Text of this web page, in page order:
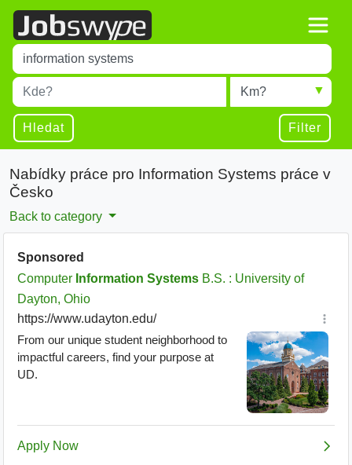
Title
Type 1 or more characters for results.
Místo
Type 1 or more characters for results.
Radius
Hledat Filter
Nabídky práce pro Information Systems práce v
Česko
Back to category